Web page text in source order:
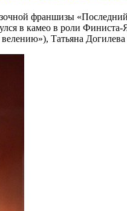
франшизы
в камео в роли
Татьяна